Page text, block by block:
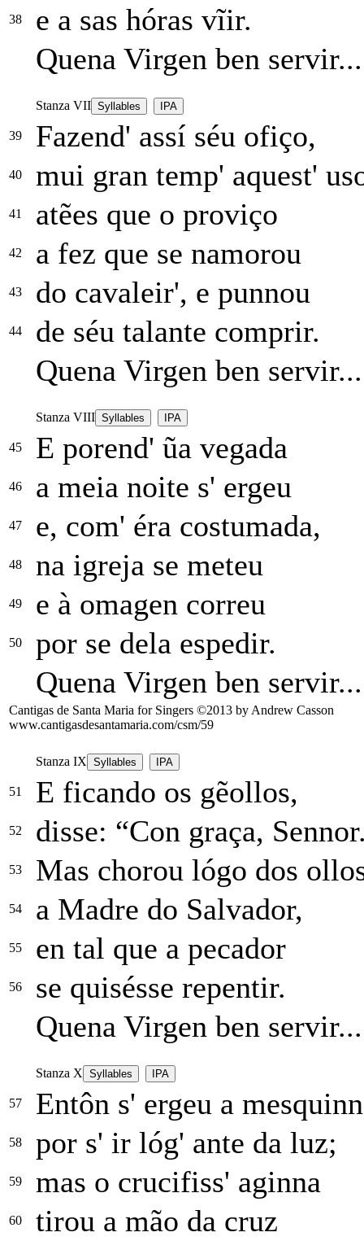
38
e a sas hóras vĩir.
Quena Virgen ben servir...
Stanza VII Syllables IPA
39 Fazend' assí séu ofiço,
40 mui gran temp' aquest'
41 atẽes que o proviço
42 a fez que se namorou
43 do cavaleir', e punnou
44
de séu talante comprir.
Quena Virgen ben servir...
Stanza VIII Syllables IPA
45 E porend' ũa vegada
46 a meia noite s' ergeu
47 e, com' éra costumada,
48 na igreja se meteu
49 e à omagen correu
50
por se dela espedir.
Quena Virgen ben servir...
Cantigas de Santa Maria for Singers ©2013 by Andrew Casson
www.cantigasdesantamaria.com/csm/59
Stanza IX Syllables IPA
51 E ficando os gẽollos,
52 disse: “Con graça,
53 Mas chorou lógo dos
54 a Madre do Salvador,
55 en tal que a pecador
56
se quisésse repentir.
Quena Virgen ben servir...
Stanza X Syllables IPA
57 Entôn s' ergeu a
58 por s' ir lóg' ante da luz;
59 mas o crucifiss' aginna
60 tirou a mão da cruz